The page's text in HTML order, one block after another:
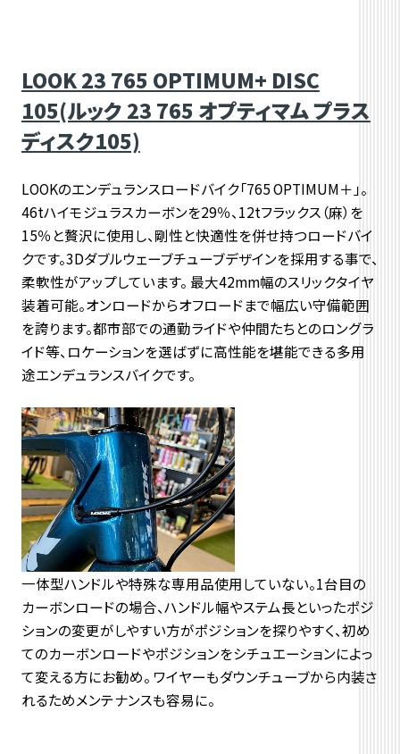
LOOK 23 765 OPTIMUM+ DISC
105(ルック 23 765 オプティマム プラス
ディスク105)
LOOKのエンデュランスロードバイク「765 OPTIMUM＋」。
46tハイモジュラスカーボンを29％、12tフラックス（麻）を
15％と贅沢に使用し、剛性と快適性を併せ持つロードバイ
クです。3Dダブルウェーブチューブデザインを採用する事で、
柔軟性がアップしています。 最大42mm幅のスリックタイヤ
装着可能。オンロードからオフロードまで幅広い守備範囲
を誇ります。都市部での通勤ライドや仲間たちとのロングラ
イド等、ロケーションを選ばずに高性能を堪能できる多用
途エンデュランスバイクです。
一体型ハンドルや特殊な専用品使用していない。1台目の
カーボンロードの場合、ハンドル幅やステム長といったポジ
ションの変更がしやすい方がポジションを探りやすく、初め
てのカーボンロードやポジションをシチュエーションによっ
て変える方にお勧め。 ワイヤーもダウンチューブから内装さ
れるためメンテナンスも容易に。